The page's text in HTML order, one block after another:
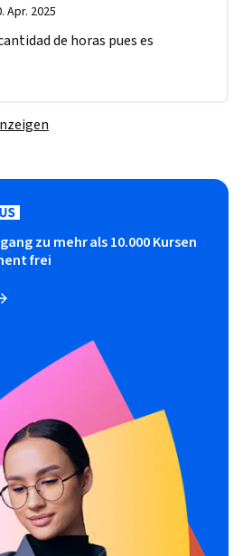
Apr. 2025
de horas pues es
zu mehr als 10.000 Kursen
frei